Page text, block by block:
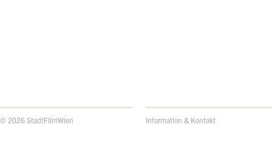
© 2026 StadtFilmWien Information & Kontakt